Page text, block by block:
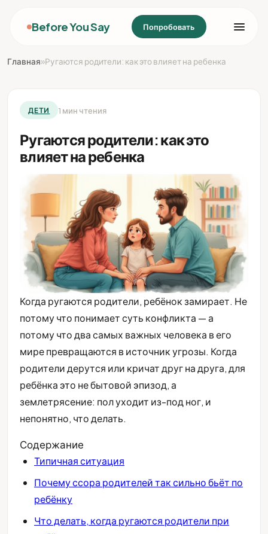
Before You Say Попробовать
Главная»Ругаются родители: как это влияет на ребенка
ДЕТИ 1 мин чтения
Ругаются родители: как это
влияет на ребенка
Когда ругаются родители, ребёнок замирает. Не
потому что понимает суть конфликта — а
потому что два самых важных человека в его
мире превращаются в источник угрозы. Когда
родители дерутся или кричат друг на друга, для
ребёнка это не бытовой эпизод, а
землетрясение: пол уходит из-под ног, и
непонятно, что делать.
Содержание
Типичная ситуация
Почему ссора родителей так сильно бьёт по
ребёнку
Что делать, когда ругаются родители при